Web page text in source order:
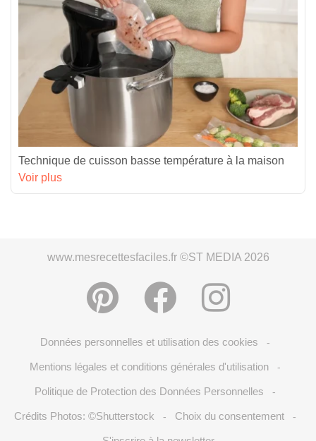
Technique de cuisson basse température à la maison
Voir plus
www.mesrecettesfaciles.fr ©ST MEDIA 2026
Données personnelles et utilisation des cookies -
Mentions légales et conditions générales d'utilisation -
Politique de Protection des Données Personnelles -
Crédits Photos: ©Shutterstock - Choix du consentement -